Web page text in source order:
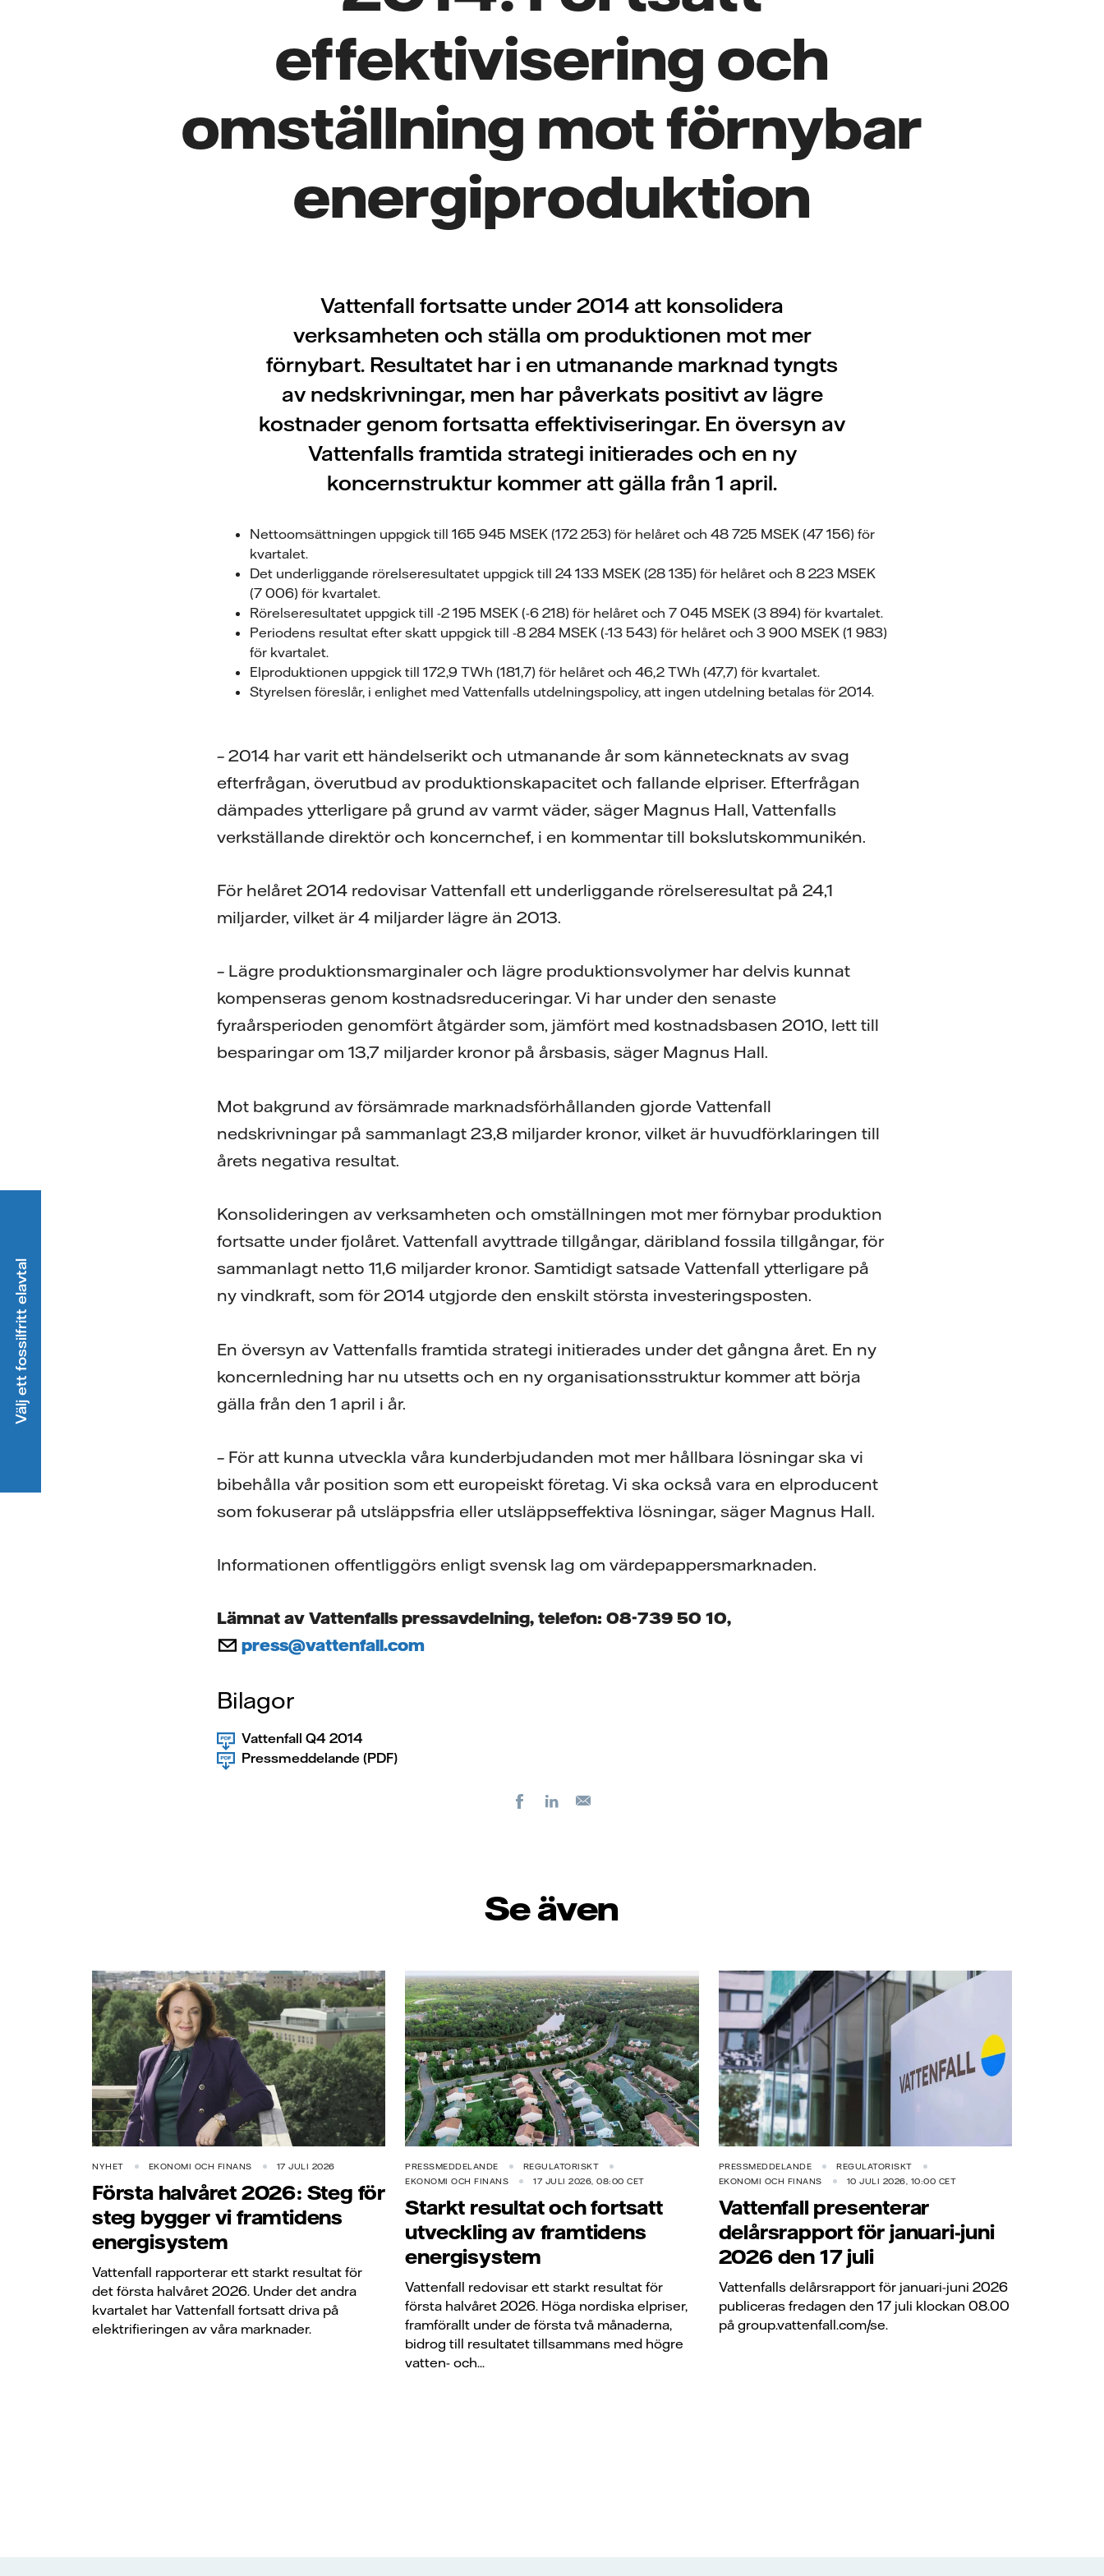
effektivisering och
omställning mot förnybar
energiproduktion
Vattenfall fortsatte under 2014 att konsolidera
verksamheten och ställa om produktionen mot mer
förnybart. Resultatet har i en utmanande marknad tyngts
av nedskrivningar, men har påverkats positivt av lägre
kostnader genom fortsatta effektiviseringar. En översyn av
Vattenfalls framtida strategi initierades och en ny
koncernstruktur kommer att gälla från 1 april.
Nettoomsättningen uppgick till 165 945 MSEK (172 253) för helåret och 48 725 MSEK (47 156) för
kvartalet.
Det underliggande rörelseresultatet uppgick till 24 133 MSEK (28 135) för helåret och 8 223 MSEK
(7 006) för kvartalet.
Rörelseresultatet uppgick till -2 195 MSEK (-6 218) för helåret och 7 045 MSEK (3 894) för kvartalet.
Periodens resultat efter skatt uppgick till -8 284 MSEK (-13 543) för helåret och 3 900 MSEK (1 983)
för kvartalet.
Elproduktionen uppgick till 172,9 TWh (181,7) för helåret och 46,2 TWh (47,7) för kvartalet.
Styrelsen föreslår, i enlighet med Vattenfalls utdelningspolicy, att ingen utdelning betalas för 2014.
– 2014 har varit ett händelserikt och utmanande år som kännetecknats av svag
efterfrågan, överutbud av produktionskapacitet och fallande elpriser. Efterfrågan
dämpades ytterligare på grund av varmt väder, säger Magnus Hall, Vattenfalls
verkställande direktör och koncernchef, i en kommentar till bokslutskommunikén.
För helåret 2014 redovisar Vattenfall ett underliggande rörelseresultat på 24,1
miljarder, vilket är 4 miljarder lägre än 2013.
– Lägre produktionsmarginaler och lägre produktionsvolymer har delvis kunnat
kompenseras genom kostnadsreduceringar. Vi har under den senaste
fyraårsperioden genomfört åtgärder som, jämfört med kostnadsbasen 2010, lett till
besparingar om 13,7 miljarder kronor på årsbasis, säger Magnus Hall.
Mot bakgrund av försämrade marknadsförhållanden gjorde Vattenfall
nedskrivningar på sammanlagt 23,8 miljarder kronor, vilket är huvudförklaringen till
årets negativa resultat.
Konsolideringen av verksamheten och omställningen mot mer förnybar produktion
fortsatte under fjolåret. Vattenfall avyttrade tillgångar, däribland fossila tillgångar, för
sammanlagt netto 11,6 miljarder kronor. Samtidigt satsade Vattenfall ytterligare på
ny vindkraft, som för 2014 utgjorde den enskilt största investeringsposten.
En översyn av Vattenfalls framtida strategi initierades under det gångna året. En ny
koncernledning har nu utsetts och en ny organisationsstruktur kommer att börja
gälla från den 1 april i år.
– För att kunna utveckla våra kunderbjudanden mot mer hållbara lösningar ska vi
bibehålla vår position som ett europeiskt företag. Vi ska också vara en elproducent
som fokuserar på utsläppsfria eller utsläppseffektiva lösningar, säger Magnus Hall.
Informationen offentliggörs enligt svensk lag om värdepappersmarknaden.
Lämnat av Vattenfalls pressavdelning, telefon: 08-739 50 10,
press@vattenfall.com
Bilagor
Vattenfall Q4 2014
Pressmeddelande (PDF)
FacebookLinkedIn
Se även
NYHET EKONOMI OCH FINANS 17 JULI 2026
Första halvåret 2026: Steg för
steg bygger vi framtidens
energisystem
Vattenfall rapporterar ett starkt resultat för
det första halvåret 2026. Under det andra
kvartalet har Vattenfall fortsatt driva på
elektrifieringen av våra marknader.
PRESSMEDDELANDE
REGULATORISKT
EKONOMI OCH FINANS
17 JULI 2026, 08:00 CET
Starkt resultat och fortsatt
utveckling av framtidens
energisystem
Vattenfall redovisar ett starkt resultat för
första halvåret 2026. Höga nordiska elpriser,
framförallt under de första två månaderna,
bidrog till resultatet tillsammans med högre
vatten- och...
PRESSMEDDELANDE
REGULATORISKT
EKONOMI OCH FINANS
10 JULI 2026, 10:00 CET
Vattenfall presenterar
delårsrapport för januari-juni
2026 den 17 juli
Vattenfalls delårsrapport för januari-juni 2026
publiceras fredagen den 17 juli klockan 08.00
på group.vattenfall.com/se.
Välj ett fossilfritt elavtal